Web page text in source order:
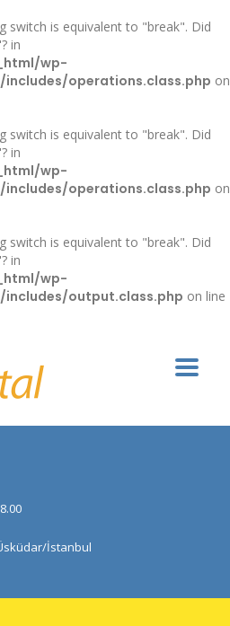
switch is equivalent to "break". Did
in
wp-
operations.class.php on
switch is equivalent to "break". Did
in
wp-
operations.class.php on
switch is equivalent to "break". Did
in
wp-
output.class.php on line
İstanbul